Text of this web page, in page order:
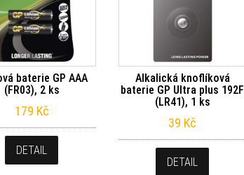
baterie GP AAA
(FR03), 2 ks
179 Kč
DETAIL
Alkalická knoflíková
baterie GP Ultra plus 192F
(LR41), 1 ks
39 Kč
DETAIL